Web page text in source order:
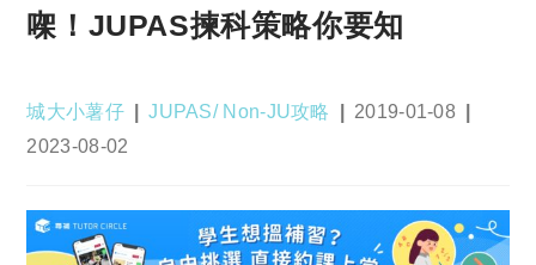
㗎！JUPAS揀科策略你要知
Post
author:
城大小薯仔
Post
JUPAS/ Non-JU攻略
Post
2019-01-08
Post
2023-08-02